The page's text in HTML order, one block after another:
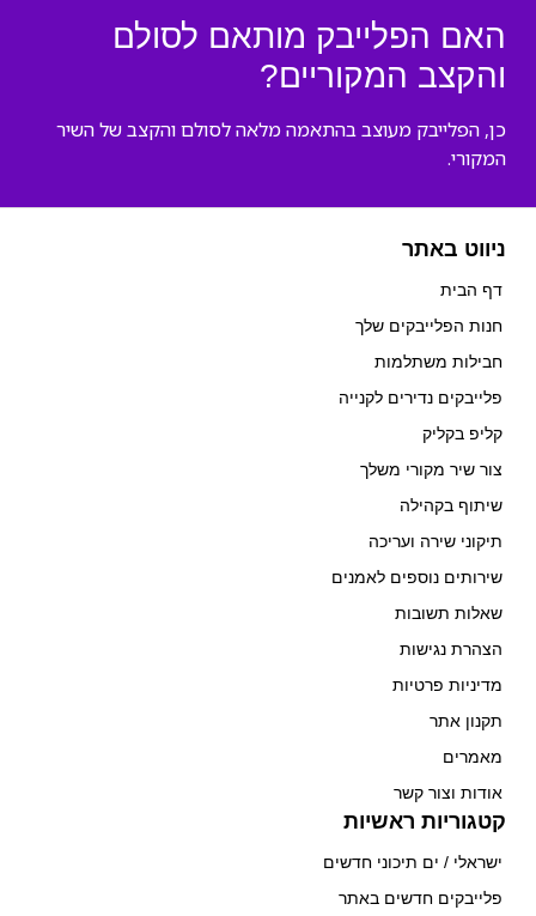
האם הפלייבק מותאם לסולם
והקצב המקוריים?
כן, הפלייבק מעוצב בהתאמה מלאה לסולם והקצב של השיר
המקורי.
ניווט באתר
דף הבית
חנות הפלייבקים שלך
חבילות משתלמות
פלייבקים נדירים לקנייה
קליפ בקליק
צור שיר מקורי משלך
שיתוף בקהילה
תיקוני שירה ועריכה
שירותים נוספים לאמנים
שאלות תשובות
הצהרת נגישות
מדיניות פרטיות
תקנון אתר
מאמרים
אודות וצור קשר
קטגוריות ראשיות
ישראלי / ים תיכוני חדשים
פלייבקים חדשים באתר